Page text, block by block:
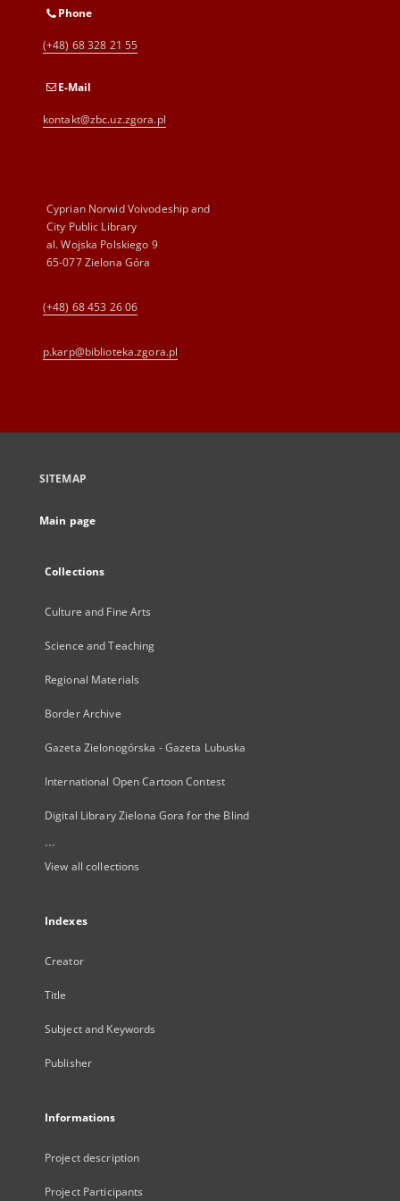
Phone
(+48) 68 328 21 55
E-Mail
kontakt@zbc.uz.zgora.pl
Cyprian Norwid Voivodeship and
City Public Library
al. Wojska Polskiego 9
65-077 Zielona Góra
(+48) 68 453 26 06
p.karp@biblioteka.zgora.pl
SITEMAP
Main page
Collections
Culture and Fine Arts
Science and Teaching
Regional Materials
Border Archive
Gazeta Zielonogórska - Gazeta Lubuska
International Open Cartoon Contest
Digital Library Zielona Gora for the Blind
...
View all collections
Indexes
Creator
Title
Subject and Keywords
Publisher
Informations
Project description
Project Participants